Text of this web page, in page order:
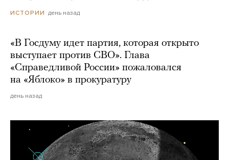
ИСТОРИИ день назад
«В Госдуму идет партия, которая открыто
выступает против СВО». Глава
«Справедливой России» пожаловался
на «Яблоко» в прокуратуру
день назад